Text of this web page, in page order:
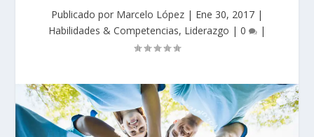
Publicado por Marcelo López | Ene 30, 2017 |
Habilidades & Competencias, Liderazgo | 0 |